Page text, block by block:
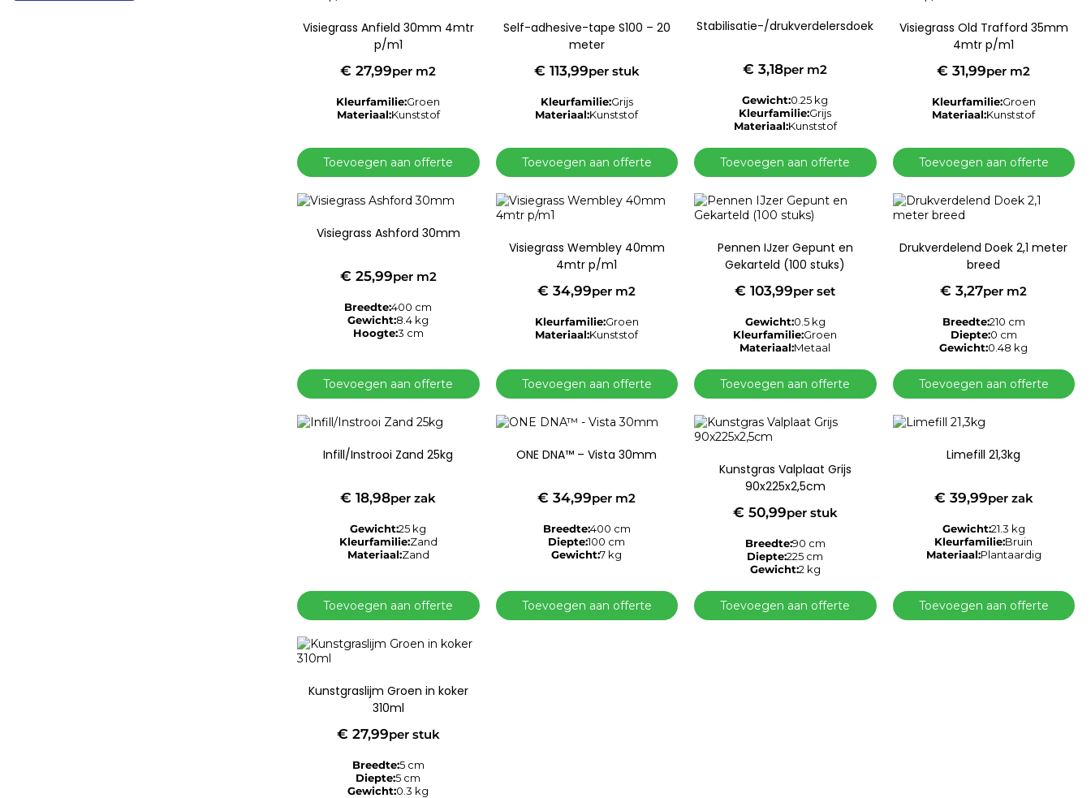
Visiegrass Anfield 30mm 4mtr
p/m1
€ 27,99per m2
Kleurfamilie:Groen
Materiaal:Kunststof
Toevoegen aan offerte
Self-adhesive-tape S100 – 20
meter
€ 113,99per stuk
Kleurfamilie:Grijs
Materiaal:Kunststof
Toevoegen aan offerte
Stabilisatie-/drukverdelersdoek
€ 3,18per m2
Gewicht:0.25 kg
Kleurfamilie:Grijs
Materiaal:Kunststof
Toevoegen aan offerte
Visiegrass Old Trafford 35mm
4mtr p/m1
€ 31,99per m2
Kleurfamilie:Groen
Materiaal:Kunststof
Toevoegen aan offerte
Visiegrass Ashford 30mm
€ 25,99per m2
Breedte:400 cm
Gewicht:8.4 kg
Hoogte:3 cm
Toevoegen aan offerte
Visiegrass Wembley 40mm
4mtr p/m1
€ 34,99per m2
Kleurfamilie:Groen
Materiaal:Kunststof
Toevoegen aan offerte
Pennen IJzer Gepunt en
Gekarteld (100 stuks)
€ 103,99per set
Gewicht:0.5 kg
Kleurfamilie:Groen
Materiaal:Metaal
Toevoegen aan offerte
Drukverdelend Doek 2,1 meter
breed
€ 3,27per m2
Breedte:210 cm
Diepte:0 cm
Gewicht:0.48 kg
Toevoegen aan offerte
Infill/Instrooi Zand 25kg
€ 18,98per zak
Gewicht:25 kg
Kleurfamilie:Zand
Materiaal:Zand
Toevoegen aan offerte
ONE DNA™ – Vista 30mm
€ 34,99per m2
Breedte:400 cm
Diepte:100 cm
Gewicht:7 kg
Toevoegen aan offerte
Kunstgras Valplaat Grijs
90x225x2,5cm
€ 50,99per stuk
Breedte:90 cm
Diepte:225 cm
Gewicht:2 kg
Toevoegen aan offerte
Limefill 21,3kg
€ 39,99per zak
Gewicht:21.3 kg
Kleurfamilie:Bruin
Materiaal:Plantaardig
Toevoegen aan offerte
Kunstgraslijm Groen in koker
310ml
€ 27,99per stuk
Breedte:5 cm
Diepte:5 cm
Gewicht:0.3 kg